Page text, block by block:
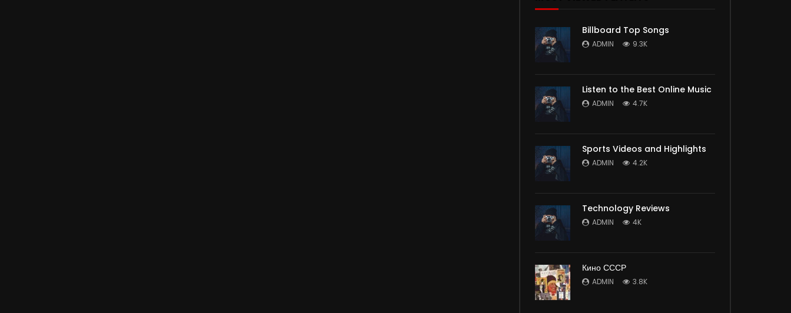
Billboard Top Songs
ADMIN 9.3K
Listen to the Best Online Music
ADMIN 4.7K
Sports Videos and Highlights
ADMIN 4.2K
Technology Reviews
ADMIN 4K
Кино СССР
ADMIN 3.8K